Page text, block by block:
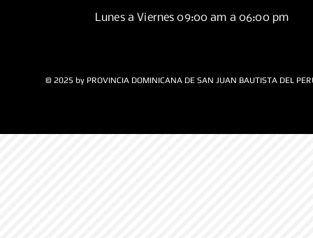
Lunes a Viernes 09:00 am a 06:00 pm
© 2025 by PROVINCIA DOMINICANA DE SAN JUAN BAUTISTA DEL